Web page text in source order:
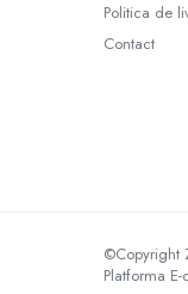
Politica de
Contact
©Copyright
Platforma